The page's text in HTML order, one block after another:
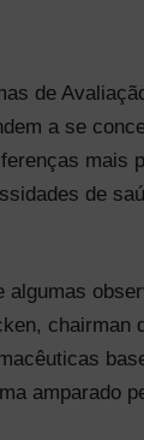
de
a se
mais
de
chairman
amparado